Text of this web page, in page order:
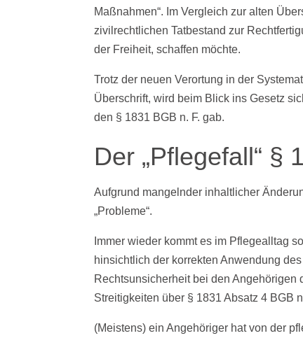
Maßnahmen“. Im Vergleich zur alten
zivilrechtlichen Tatbestand zur
der Freiheit, schaffen möchte.
Trotz der neuen Verortung in der
Überschrift, wird beim Blick ins Gesetz
den § 1831 BGB n. F. gab.
Der „Pflegefall“ §
Aufgrund mangelnder inhaltlicher
„Probleme“.
Immer wieder kommt es im Pflegealltag
hinsichtlich der korrekten Anwendung
Rechtsunsicherheit bei den Angehörigen
Streitigkeiten über § 1831 Absatz 4 BGB
(Meistens) ein Angehöriger hat von der